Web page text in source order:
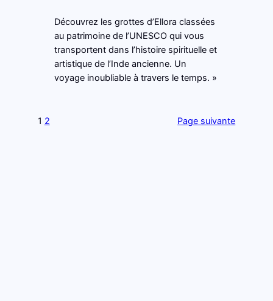
Découvrez les grottes d’Ellora classées
au patrimoine de l’UNESCO qui vous
transportent dans l’histoire spirituelle et
artistique de l’Inde ancienne. Un
voyage inoubliable à travers le temps. »
1 2 Page suivante